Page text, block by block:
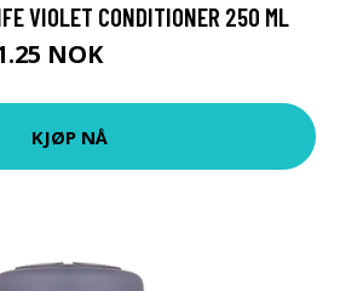
VIOLET CONDITIONER 250 ML
NOK
KJØP NÅ